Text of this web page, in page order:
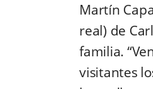
Martín
real) de
familia.
visitantes